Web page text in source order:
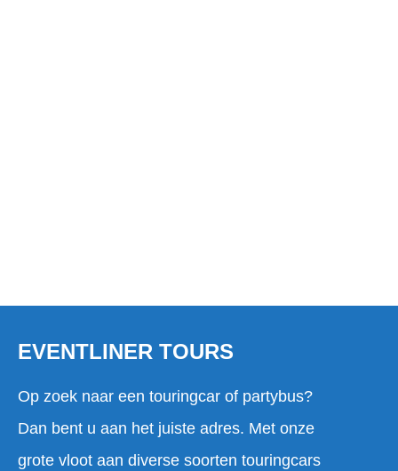
EVENTLINER TOURS
Op zoek naar een touringcar of partybus?
Dan bent u aan het juiste adres. Met onze
grote vloot aan diverse soorten touringcars